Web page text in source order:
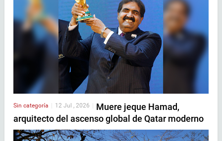
Sin categoría 12 Jul , 2026
Muere jeque Hamad,
arquitecto del ascenso global de Qatar moderno